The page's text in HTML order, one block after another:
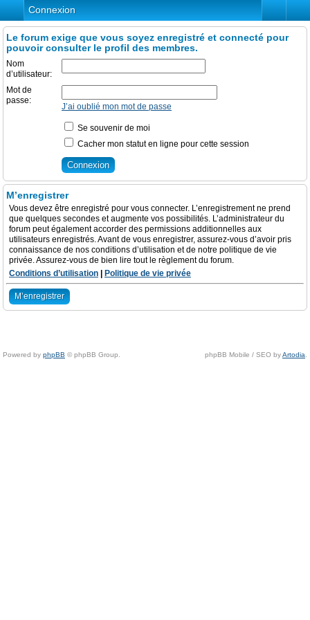
Connexion
Le forum exige que vous soyez enregistré et connecté pour
pouvoir consulter le profil des membres.
Nom
d’utilisateur:
Mot de
passe:
J’ai oublié mon mot de passe
Se souvenir de moi
Cacher mon statut en ligne pour cette session
M’enregistrer
Vous devez être enregistré pour vous connecter. L’enregistrement ne prend
que quelques secondes et augmente vos possibilités. L’administrateur du
forum peut également accorder des permissions additionnelles aux
utilisateurs enregistrés. Avant de vous enregistrer, assurez-vous d’avoir pris
connaissance de nos conditions d’utilisation et de notre politique de vie
privée. Assurez-vous de bien lire tout le règlement du forum.
Conditions d’utilisation
Politique de vie privée
M’enregistrer
Powered by phpBB © phpBB Group. phpBB Mobile / SEO byArtodia